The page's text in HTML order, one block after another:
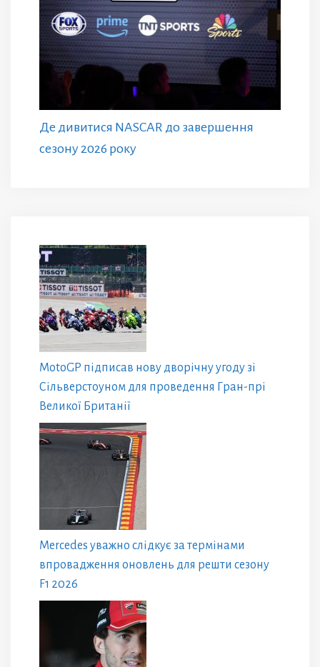
Де дивитися NASCAR до завершення
сезону 2026 року
MotoGP підписав нову дворічну угоду зі
Сільверстоуном для проведення Гран-прі
Великої Британії
Mercedes уважно слідкує за термінами
впровадження оновлень для решти сезону
F1 2026